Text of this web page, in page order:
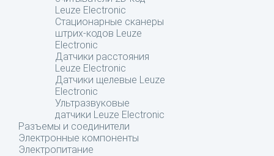
Leuze Electronic
Стационарные сканеры
штрих-кодов Leuze
Electronic
Датчики расстояния
Leuze Electronic
Датчики щелевые Leuze
Electronic
Ультразвуковые
датчики Leuze Electronic
Разъемы и соединители
Электронные компоненты
Электропитание